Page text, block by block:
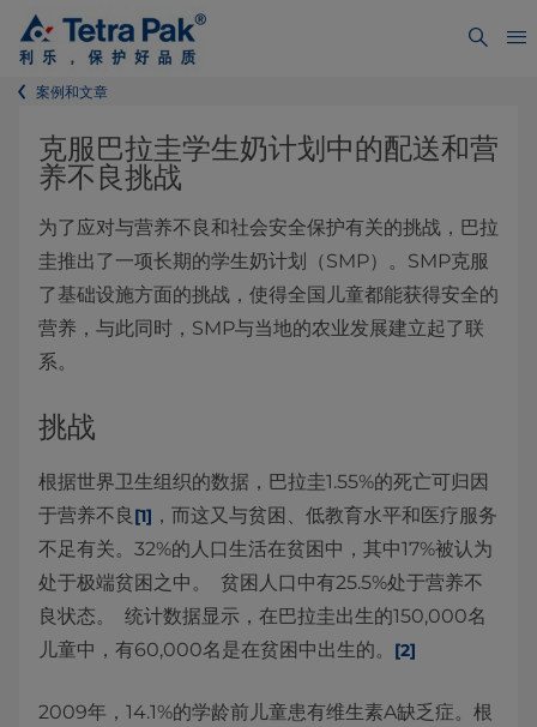
案例和文章
克服巴拉圭学生奶计划中的配送和营
养不良挑战
为了应对与营养不良和社会安全保护有关的挑战，巴拉
圭推出了一项长期的学生奶计划（SMP）。SMP克服
了基础设施方面的挑战，使得全国儿童都能获得安全的
营养，与此同时，SMP与当地的农业发展建立起了联
系。
挑战
根据世界卫生组织的数据，巴拉圭1.55%的死亡可归因
于营养不良 [1] ，而这又与贫困、低教育水平和医疗服务
不足有关。32%的人口生活在贫困中，其中17%被认为
处于极端贫困之中。 贫困人口中有25.5%处于营养不
良状态。 统计数据显示，在巴拉圭出生的150,000名
儿童中，有60,000名是在贫困中出生的。 [2]
2009年，14.1%的学龄前儿童患有维生素A缺乏症。根